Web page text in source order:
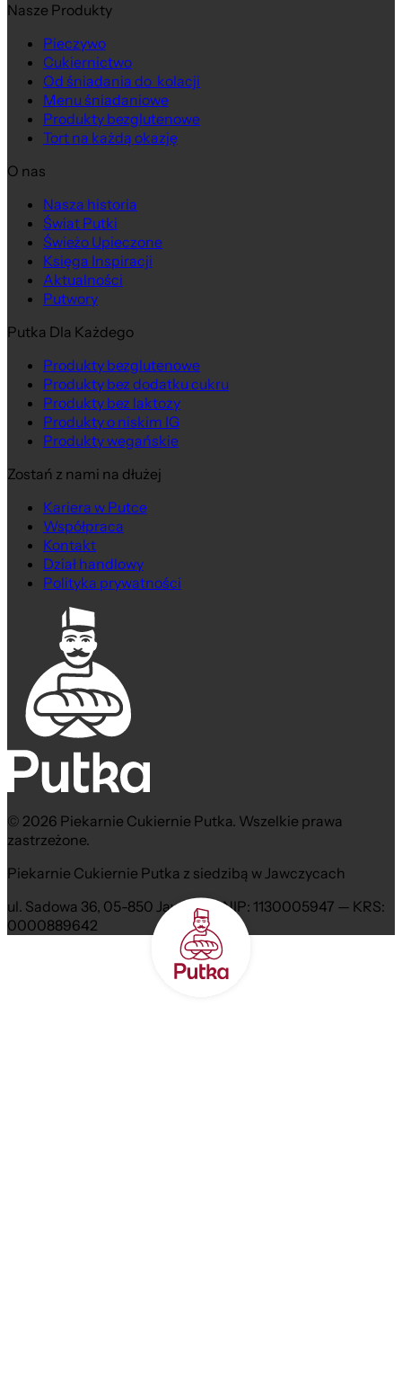
Nasze Produkty
Pieczywo
Cukiernictwo
Od śniadania do kolacji
Menu śniadaniowe
Produkty bezglutenowe
Tort na każdą okazję
O nas
Nasza historia
Świat Putki
Świeżo Upieczone
Księga Inspiracji
Aktualności
Putwory
Putka Dla Każdego
Produkty bezglutenowe
Produkty bez dodatku cukru
Produkty bez laktozy
Produkty o niskim IG
Produkty wegańskie
Zostań z nami na dłużej
Kariera w Putce
Współpraca
Kontakt
Dział handlowy
Polityka prywatności
© 2026 Piekarnie Cukiernie Putka. Wszelkie prawa
zastrzeżone.
Piekarnie Cukiernie Putka z siedzibą w Jawczycach
ul. Sadowa 36, 05-850 Jawczyce NIP: 1130005947 — KRS:
0000889642